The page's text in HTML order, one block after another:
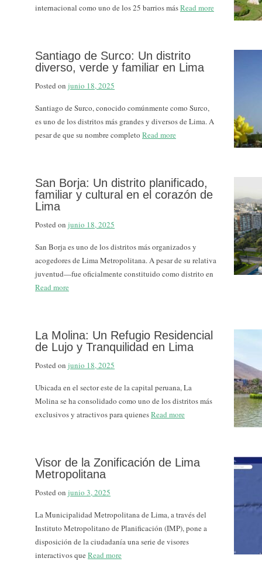
internacional como uno de los 25 barrios másRead more
Santiago de Surco: Un distrito
diverso, verde y familiar en Lima
Posted on junio 18, 2025
Santiago de Surco, conocido comúnmente como Surco,
es uno de los distritos más grandes y diversos de Lima. A
pesar de que su nombre completo Read more
San Borja: Un distrito planificado,
familiar y cultural en el corazón de
Lima
Posted on junio 18, 2025
San Borja es uno de los distritos más organizados y
acogedores de Lima Metropolitana. A pesar de su relativa
juventud—fue oficialmente constituido como distrito en
Read more
La Molina: Un Refugio Residencial
de Lujo y Tranquilidad en Lima
Posted on junio 18, 2025
Ubicada en el sector este de la capital peruana, La
Molina se ha consolidado como uno de los distritos más
exclusivos y atractivos para quienesRead more
Visor de la Zonificación de Lima
Metropolitana
Posted on junio 3, 2025
La Municipalidad Metropolitana de Lima, a través del
Instituto Metropolitano de Planificación (IMP), pone a
disposición de la ciudadanía una serie de visores
interactivos que Read more